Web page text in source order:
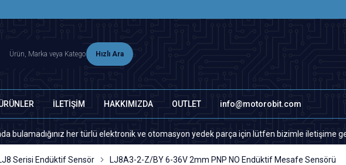
Hızlı Ara
İLETİŞİM HAKKIMIZDA OUTLET info@motorobit.com
her türlü elektronik ve otomasyon yedek parça için lütfen bizimle iletişime geçiniz.
Serisi Endüktif Sensör LJ8A3-2-Z/BY 6-36V 2mm PNP NO Endüktif Mesafe Sensörü